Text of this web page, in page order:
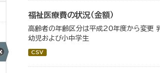
福祉医療費の状況（金額）
高齢者の年齢区分は平成20年度から変更
幼児および小中学生
CSV